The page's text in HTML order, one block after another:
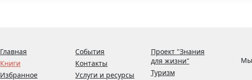
Главная
Книги
Избранное
События
Контакты
Услуги и ресурсы
Проект "Знания
для жизни"
Туризм
Мы